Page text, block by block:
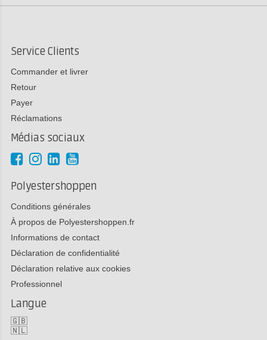
Service Clients
Commander et livrer
Retour
Payer
Réclamations
Médias sociaux
Polyestershoppen
Conditions générales
À propos de Polyestershoppen.fr
Informations de contact
Déclaration de confidentialité
Déclaration relative aux cookies
Professionnel
Langue
🇬🇧
🇳🇱